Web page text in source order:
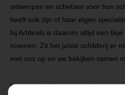
ontwerpen en schetsen voor hun
heeft ook zijn of haar eigen
bij Artdeals is daarom altijd een
noemen. Zit het juiste schilderij er
met ons op en we bekijken samen
Na je bestelling gaat onze